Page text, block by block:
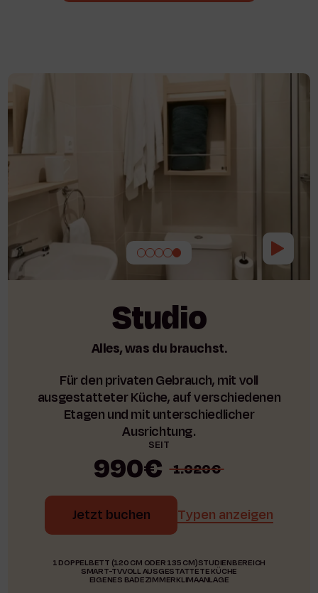
Studio
Alles, was du brauchst.
Für den privaten Gebrauch, mit voll
ausgestatteter Küche, auf verschiedenen
Etagen und mit unterschiedlicher
Ausrichtung.
SEIT
990€ 1.020€
Jetzt buchen Typen anzeigen
1 DOPPELBETT (120 CM ODER 135 CM)STUDIENBEREICH
SMART-TVVOLL AUSGESTATTETE KÜCHE
EIGENES BADEZIMMERKLIMAANLAGE